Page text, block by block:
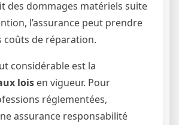
des dommages matériels suite
l’assurance peut prendre
coûts de réparation.
considérable est la
lois en vigueur. Pour
réglementées,
assurance responsabilité